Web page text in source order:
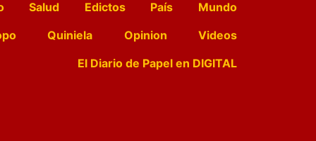
Salud Edictos País
Mundo
Quiniela Opinion
Videos
El Diario de Papel en DIGITAL